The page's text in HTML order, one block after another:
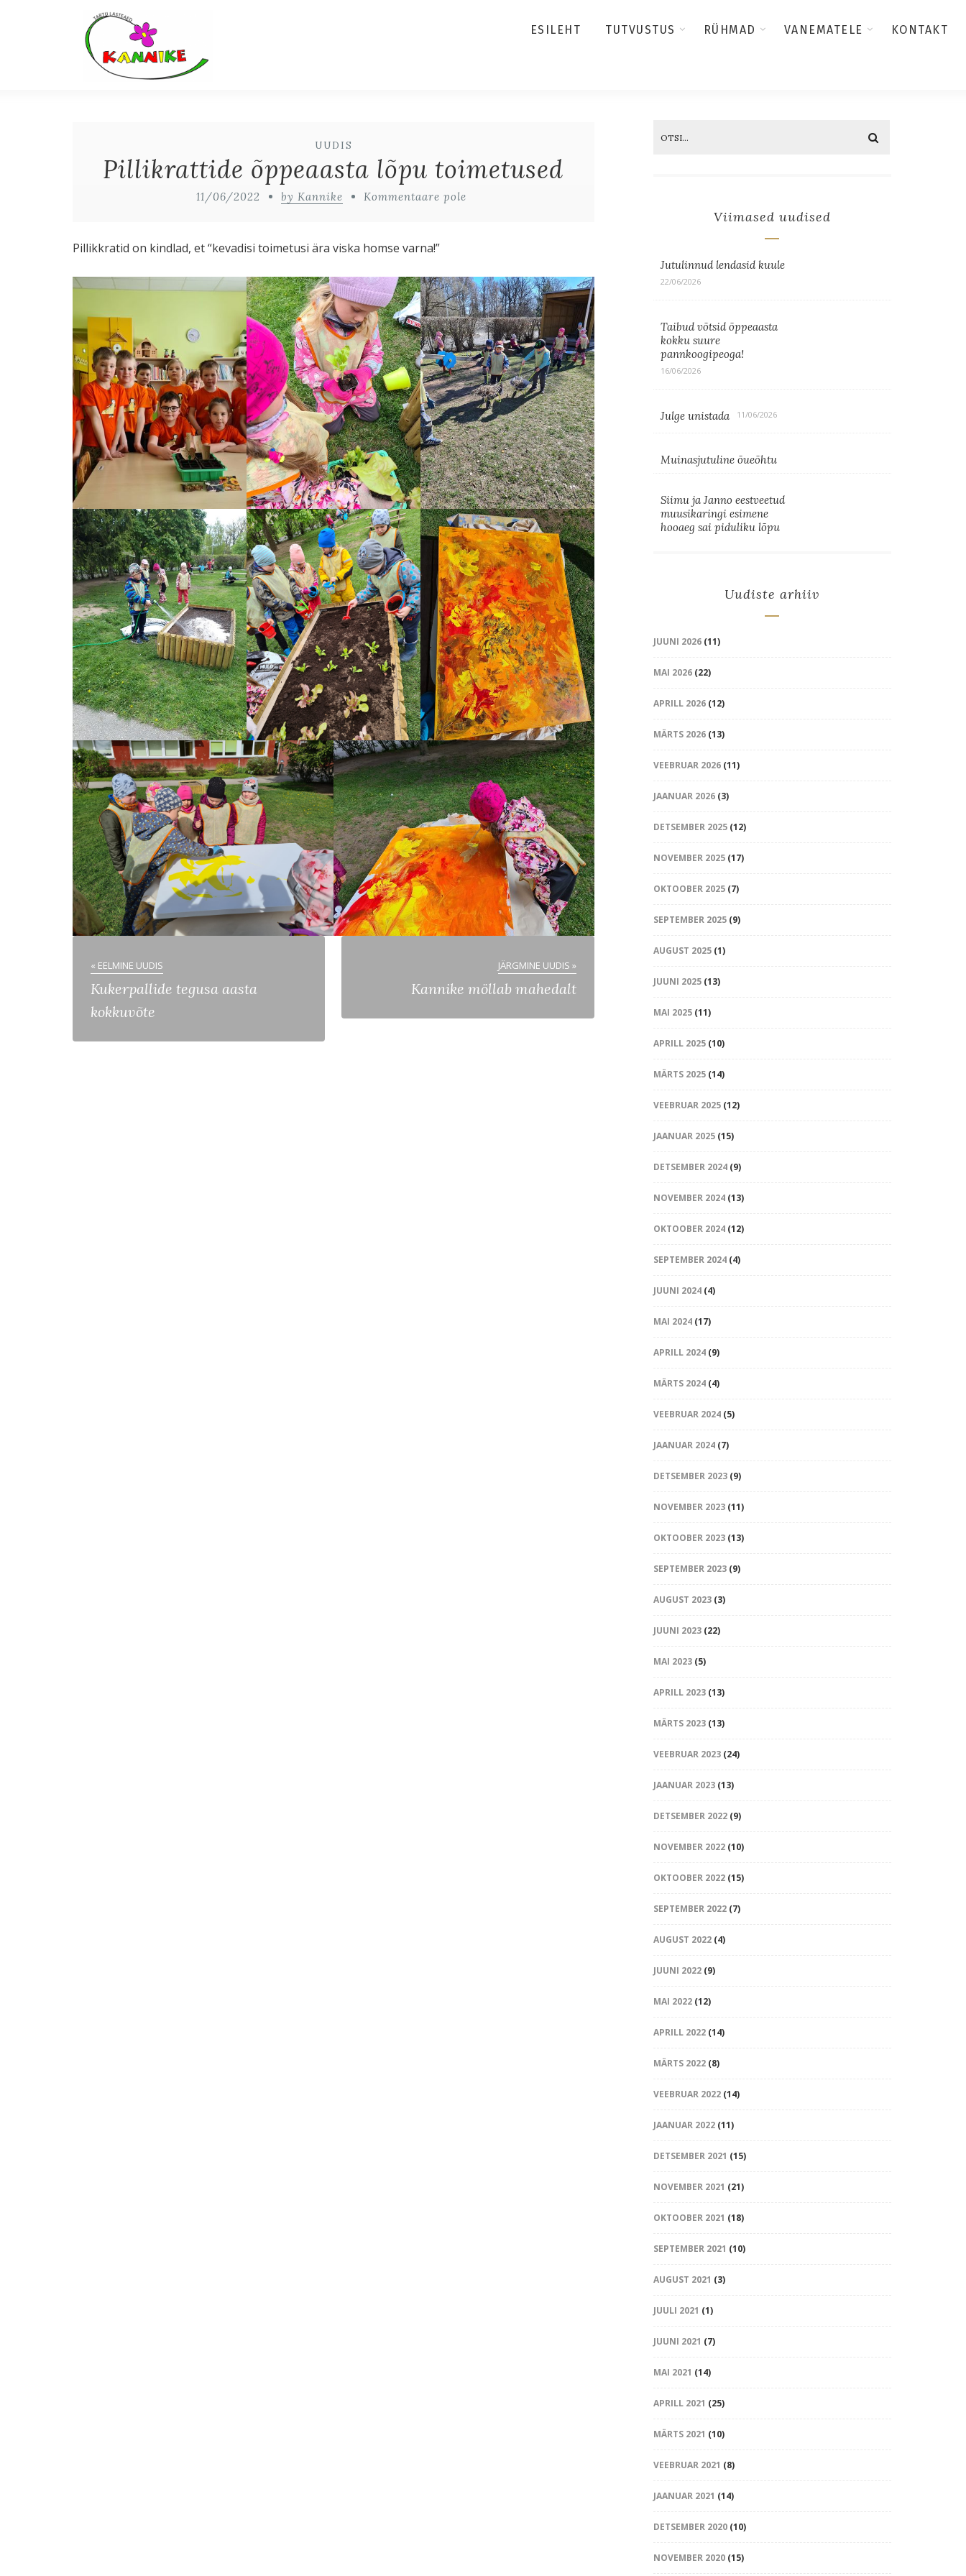
ESILEHT TUTVUSTUS RÜHMAD VANEMATELE KONTAKT
UUDIS
Pillikrattide õppeaasta lõpu toimetused
11/06/2022 by Kannike Kommentaare pole
Pillikkratid on kindlad, et “kevadisi toimetusi ära viska homse varna!”
« EELMINE UUDIS
Kukerpallide tegusa aasta
kokkuvõte
JÄRGMINE UUDIS »
Kannike möllab mahedalt
Viimased uudised
Jutulinnud lendasid kuule
22/06/2026
Taibud võtsid õppeaasta
kokku suure
pannkoogipeoga!
16/06/2026
Julge unistada 11/06/2026
Muinasjutuline õueõhtu
Siimu ja Janno eestveetud
muusikaringi esimene
hooaeg sai piduliku lõpu
Uudiste arhiiv
JUUNI 2026(11)
MAI 2026(22)
APRILL 2026(12)
MÄRTS 2026(13)
VEEBRUAR 2026(11)
JAANUAR 2026(3)
DETSEMBER 2025(12)
NOVEMBER 2025(17)
OKTOOBER 2025(7)
SEPTEMBER 2025(9)
AUGUST 2025(1)
JUUNI 2025(13)
MAI 2025(11)
APRILL 2025(10)
MÄRTS 2025(14)
VEEBRUAR 2025(12)
JAANUAR 2025(15)
DETSEMBER 2024(9)
NOVEMBER 2024(13)
OKTOOBER 2024(12)
SEPTEMBER 2024(4)
JUUNI 2024(4)
MAI 2024(17)
APRILL 2024(9)
MÄRTS 2024(4)
VEEBRUAR 2024(5)
JAANUAR 2024(7)
DETSEMBER 2023(9)
NOVEMBER 2023(11)
OKTOOBER 2023(13)
SEPTEMBER 2023(9)
AUGUST 2023(3)
JUUNI 2023(22)
MAI 2023(5)
APRILL 2023(13)
MÄRTS 2023(13)
VEEBRUAR 2023(24)
JAANUAR 2023(13)
DETSEMBER 2022(9)
NOVEMBER 2022(10)
OKTOOBER 2022(15)
SEPTEMBER 2022(7)
AUGUST 2022(4)
JUUNI 2022(9)
MAI 2022(12)
APRILL 2022(14)
MÄRTS 2022(8)
VEEBRUAR 2022(14)
JAANUAR 2022(11)
DETSEMBER 2021 (15)
NOVEMBER 2021 (21)
OKTOOBER 2021 (18)
SEPTEMBER 2021 (10)
AUGUST 2021 (3)
JUULI 2021 (1)
JUUNI 2021 (7)
MAI 2021 (14)
APRILL 2021 (25)
MÄRTS 2021 (10)
VEEBRUAR 2021 (8)
JAANUAR 2021 (14)
DETSEMBER 2020(10)
NOVEMBER 2020(15)